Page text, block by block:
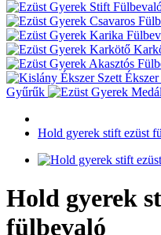
Ékszer
Gyűrűk
Hold gyerek stift ezüst
Hold gyerek
fülbevaló